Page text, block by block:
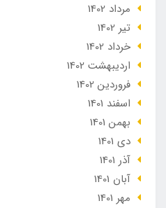
مرداد 1402
تير 1402
خرداد 1402
ارديبهشت 1402
فروردین 1402
اسفند 1401
بهمن 1401
دی 1401
آذر 1401
آبان 1401
مهر 1401